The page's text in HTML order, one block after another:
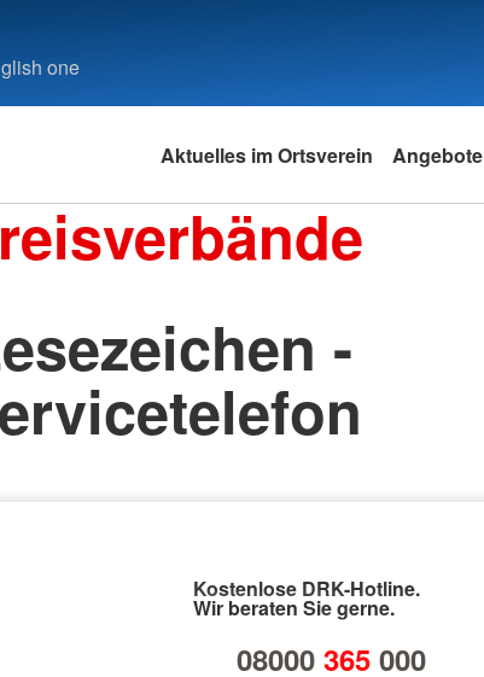
one
Aktuelles im Ortsverein Angebote
-
Kostenlose DRK-Hotline.
Wir beraten Sie gerne.
08000 365000